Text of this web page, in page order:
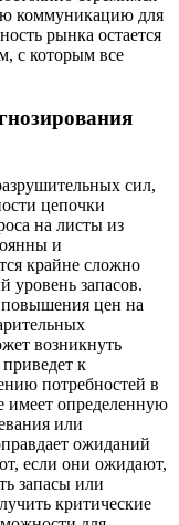
коммуникацию для
рынка остается
с которым все
сил,
цепочки
на листы из
и
крайне сложно
уровень запасов.
цен на
возникнуть
к
потребностей в
имеет определенную
или
ожиданий
если они ожидают,
запасы или
критические